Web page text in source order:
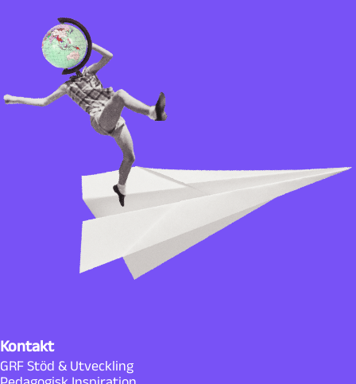
Kontakt
GRF Stöd & Utveckling